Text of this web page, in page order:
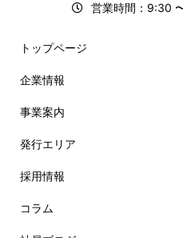
営業時間：9:30
トップページ
企業情報
事業案内
発行エリア
採用情報
コラム